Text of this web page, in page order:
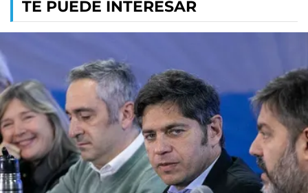
TE PUEDE INTERESAR